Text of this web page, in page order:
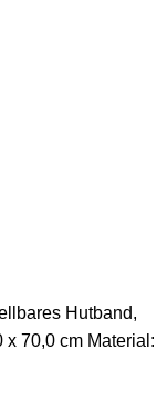
Hutband,
70,0 cm Material: